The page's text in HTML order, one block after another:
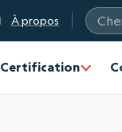
À propos
Certification